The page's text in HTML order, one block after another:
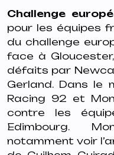
Challenge
pour les équipes
du challenge
face à
défaits par
Gerland. Dans le
Racing 92 et
contre les
Edimbourg.
notamment voir